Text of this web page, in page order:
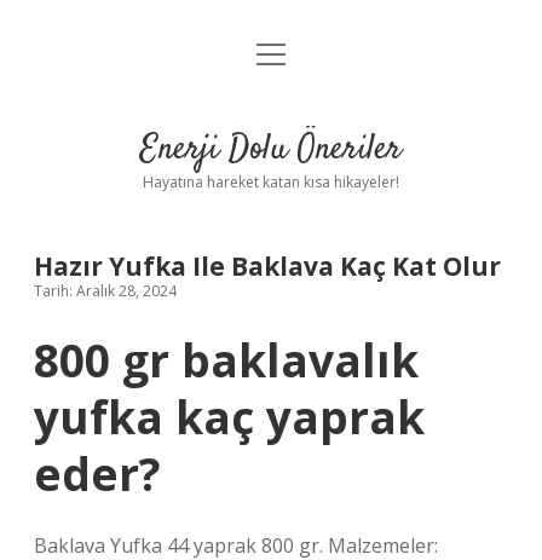
Anasayfa
Yasal Uyarı
menüyü
Enerji Dolu Öneriler
Hayatına hareket katan kısa hikayeler!
Hazır Yufka Ile Baklava Kaç Kat Olur
Tarih: Aralık 28, 2024
800 gr baklavalık
yufka kaç yaprak
eder?
Baklava Yufka 44 yaprak 800 gr. Malzemeler: